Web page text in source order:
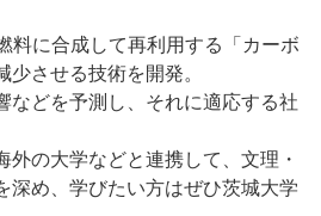
料に合成して再利用する「カーボ
させる技術を開発。
どを予測し、それに適応する社
の大学などと連携して、文理・
深め、学びたい方はぜひ茨城大学